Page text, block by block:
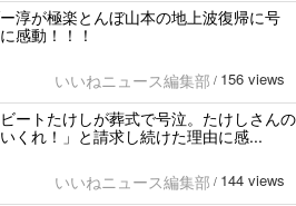
淳が極楽とんぼ山本の地上波復帰に号
感動！！！
いいねニュース編集部 / 156 views
ビートたけしが葬式で号泣。たけしさんの
くれ！」と請求し続けた理由に感...
いいねニュース編集部 / 144 views